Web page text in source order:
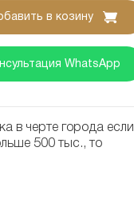
в козину
WhatsApp
в черте города если
500 тыс., то